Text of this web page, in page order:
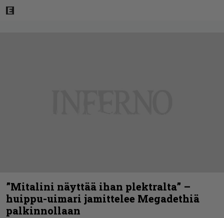
”Mitalini näyttää ihan plektralta” –
huippu-uimari jamittelee Megadethiä
palkinnollaan